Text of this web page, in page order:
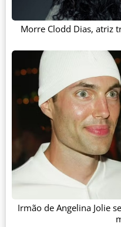
Morre Clodd Dias, atriz
Irmão de Angelina Jolie